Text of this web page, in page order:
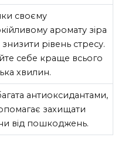
своєму
аромату зіра
рівень стресу.
себе краще всього
хвилин.
антиоксидантами,
захищати
від пошкоджень.